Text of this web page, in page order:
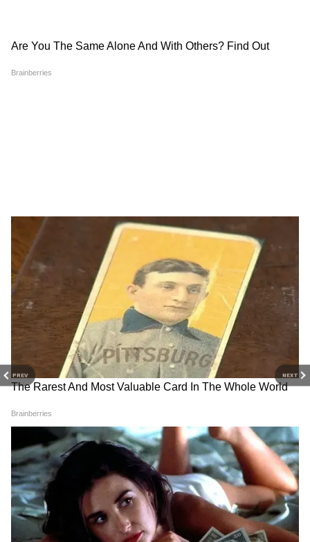
PREV NEXT
ছোট কিংবা বড়, প্রায় সবাই কখনও না কখনও
একটি সফল ব্যবসা শুরু করতে চান
সঠিক জ্ঞান এবং দূরদর্শিতার অভাবে অনেকেই এই
ধারণাটি বাদ দেন।
9
স্পষ্ট কৌশল নিয়ে ব্যবসা শুরু করলে
বাজারের চাহিদা বুঝে, স্পষ্ট কৌশল নিয়ে ব্যবসা